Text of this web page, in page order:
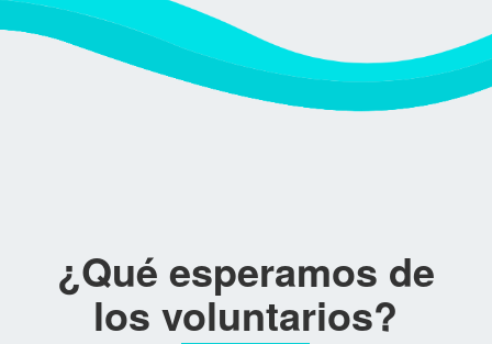
¿Qué esperamos de
los voluntarios?